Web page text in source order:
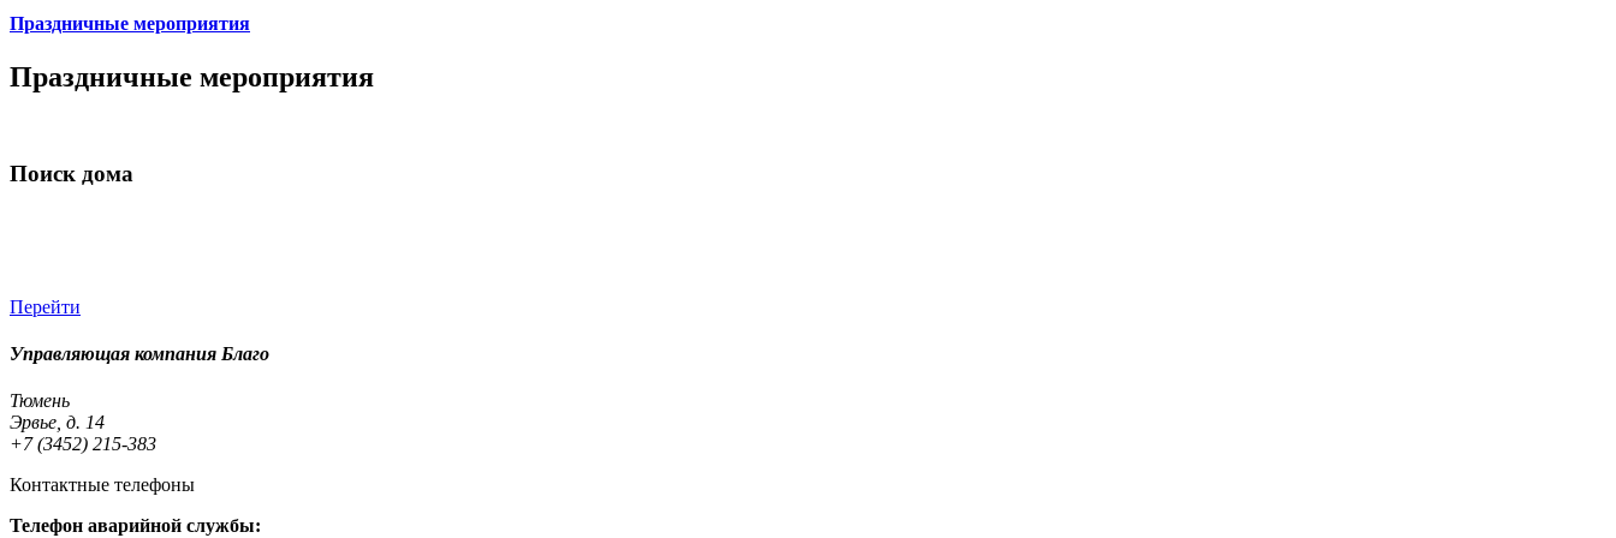
Праздничные мероприятия
Праздничные мероприятия
Поиск дома
Перейти
Управляющая компания Благо
Тюмень
Эрвье, д. 14
+7 (3452) 215-383
Контактные телефоны
Телефон аварийной службы: